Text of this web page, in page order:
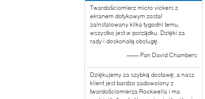
Twardościomierz micro vickers z
ekranem dotykowym został
zainstalowany kilka tygodni temu,
wszystko jest w porządku. Dzięki za
rady i doskonałą obsługę.
—— Pan David Chambers
Dziękujemy za szybką dostawę, a nasz
klient jest bardzo zadowolony z
twardościomierza Rockwella i ma